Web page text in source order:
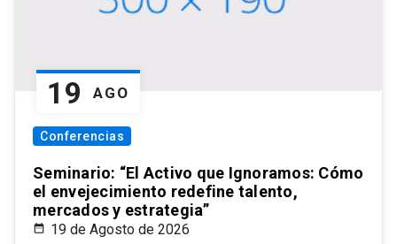
19 AGO
Conferencias
Seminario: “El Activo que Ignoramos: Cómo
el envejecimiento redefine talento,
mercados y estrategia”
19 de Agosto de 2026